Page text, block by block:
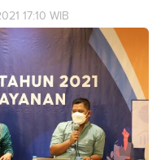
17:10 WIB